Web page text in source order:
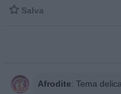
 Salva
Afrodite: Tema